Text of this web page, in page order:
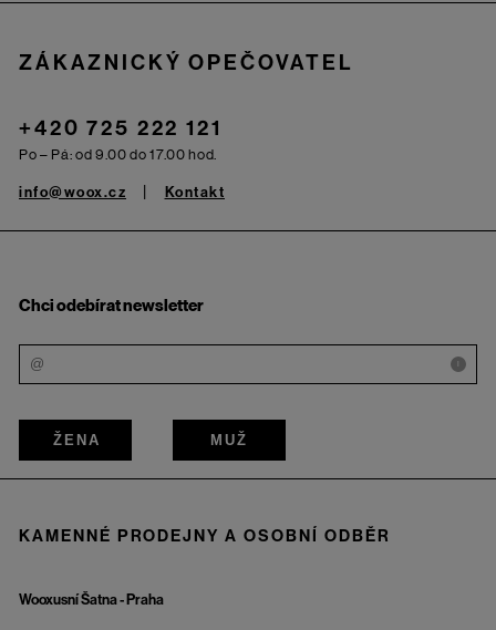
ZÁKAZNICKÝ OPEČOVATEL
+420 725 222 121
Po – Pá: od 9.00 do 17.00 hod.
info@woox.cz Kontakt
Chci odebírat newsletter
i
ŽENA MUŽ
KAMENNÉ PRODEJNY A OSOBNÍ ODBĚR
Wooxusní Šatna - Praha